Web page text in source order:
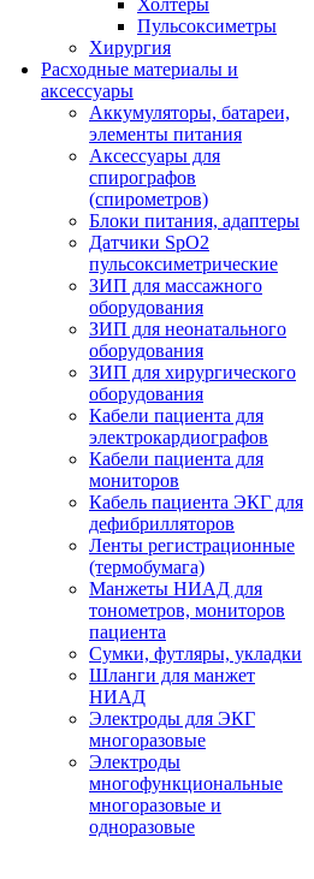
Холтеры
Пульсоксиметры
Хирургия
Расходные материалы и
аксессуары
Аккумуляторы, батареи,
элементы питания
Аксессуары для
спирографов
(спирометров)
Блоки питания, адаптеры
Датчики SpO2
пульсоксиметрические
ЗИП для массажного
оборудования
ЗИП для неонатального
оборудования
ЗИП для хирургического
оборудования
Кабели пациента для
электрокардиографов
Кабели пациента для
мониторов
Кабель пациента ЭКГ для
дефибрилляторов
Ленты регистрационные
(термобумага)
Манжеты НИАД для
тонометров, мониторов
пациента
Сумки, футляры, укладки
Шланги для манжет
НИАД
Электроды для ЭКГ
многоразовые
Электроды
многофункциональные
многоразовые и
одноразовые